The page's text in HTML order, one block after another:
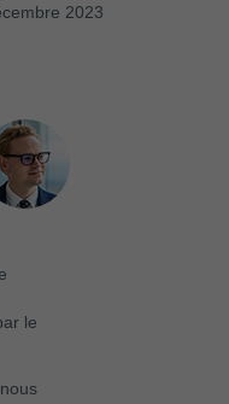
2023
le